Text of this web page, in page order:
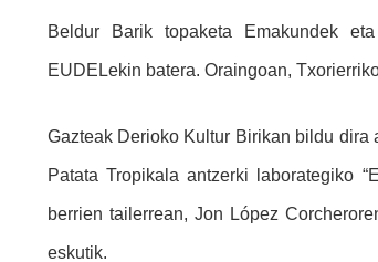
Beldur Barik topaketa Emakundek
EUDELekin batera. Oraingoan,
Gazteak Derioko Kultur Birikan bildu dira
Patata Tropikala antzerki laborategiko
berrien tailerrean, Jon López
eskutik.